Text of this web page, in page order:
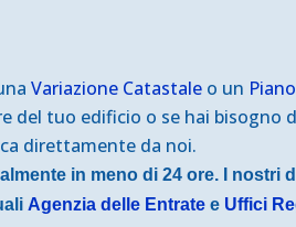
Variazione Catastale o un
del tuo edificio o se hai bisogno
direttamente da noi.
in meno di 24 ore.
I nostri
Agenzia delle Entrate e Uffici